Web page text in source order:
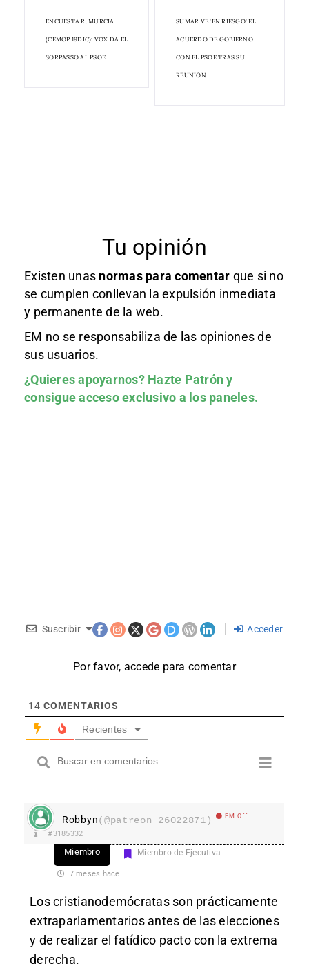
ENCUESTA R. MURCIA
(CEMOP 19DIC): VOX DA EL
SORPASSO AL PSOE
SUMAR VE 'EN RIESGO' EL
ACUERDO DE GOBIERNO
CON EL PSOE TRAS SU
REUNIÓN
Tu opinión
Existen unas normas para comentar que si no
se cumplen conllevan la expulsión inmediata
y permanente de la web.
EM no se responsabiliza de las opiniones de
sus usuarios.
¿Quieres apoyarnos? Hazte Patróny
consigue acceso exclusivo a los paneles.
Suscribir Acceder
Por favor, accede para comentar
14 COMENTARIOS
Recientes
Robbyn(@patreon_26022871) EM Off
#3185332
Miembro Miembro de Ejecutiva
7 meses hace
Los cristianodemócratas son prácticamente
extraparlamentarios antes de las elecciones
y de realizar el fatídico pacto con la extrema
derecha.